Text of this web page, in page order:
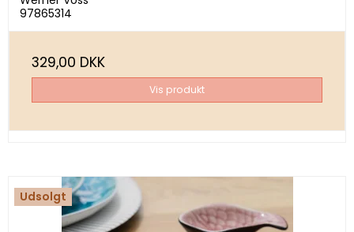
97865314
329,00 DKK
Vis produkt
Udsolgt